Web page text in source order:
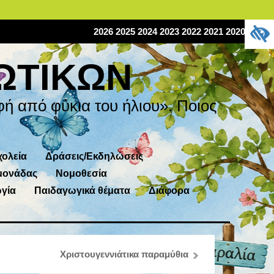
2026 2025 2024 2023 2022 2021 2020 2019
από φύκια του ήλιου». Ποιος
Δράσεις/Εκδηλώσεις
Νομοθεσία
Παιδαγωγικά θέματα
Διάφορα
Χριστουγεννιάτικα παραμύθια